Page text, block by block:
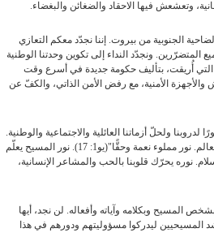
وتعشعش فيها الاحقاد والضغائن والبغضاء.
الجنوبية من بيروت. إننا نجدّد معكم التعازي
المتضرّرين. ونجدّد النداء إلى تكوين وحدتنا الوطنية
أُريقت، بتأليف حكومة جديدة في أسرع وقت
والأجهزة الأمنية، مع رفض الأمن الذاتي، والكفّ عن
ولحلّ أزماتنا العائلية والاجتماعية والوطنية.
إنّه، كما نقرأ في مستهل إنجيل يوحنّا "النور الذي ينير كل إنسان آتٍ إلى العالم. نور مملوء نعمة وحقًّا"(يو1: 17). نور المسيح يعلّم
نوره يحرّك قلوبنا بالحب والمشاعر الإنسانية،
المسيح وبكلامه وآياته وأفعاله. لن نجد، أيها
المسيحيين ليدركوا مسؤوليتهم ودورهم في هذا